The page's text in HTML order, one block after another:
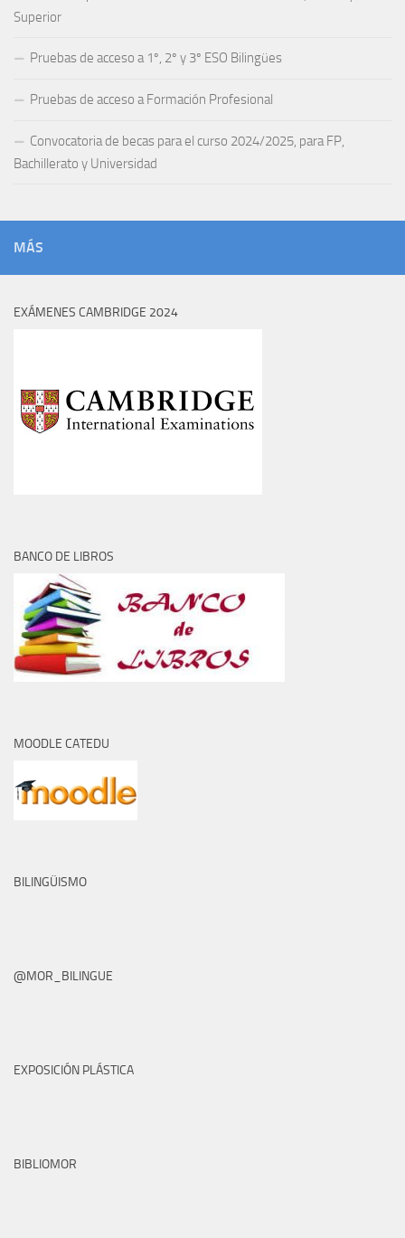
Superior
Pruebas de acceso a 1º, 2º y 3º ESO Bilingües
Pruebas de acceso a Formación Profesional
Convocatoria de becas para el curso 2024/2025, para FP,
Bachillerato y Universidad
MÁS
EXÁMENES CAMBRIDGE 2024
BANCO DE LIBROS
MOODLE CATEDU
BILINGÜISMO
@MOR_BILINGUE
EXPOSICIÓN PLÁSTICA
BIBLIOMOR